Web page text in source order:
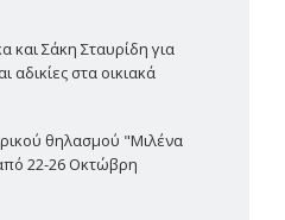
και Σάκη Σταυρίδη για
αδικίες στα οικιακά
θηλασμού "Μιλένα
22-26 Οκτώβρη